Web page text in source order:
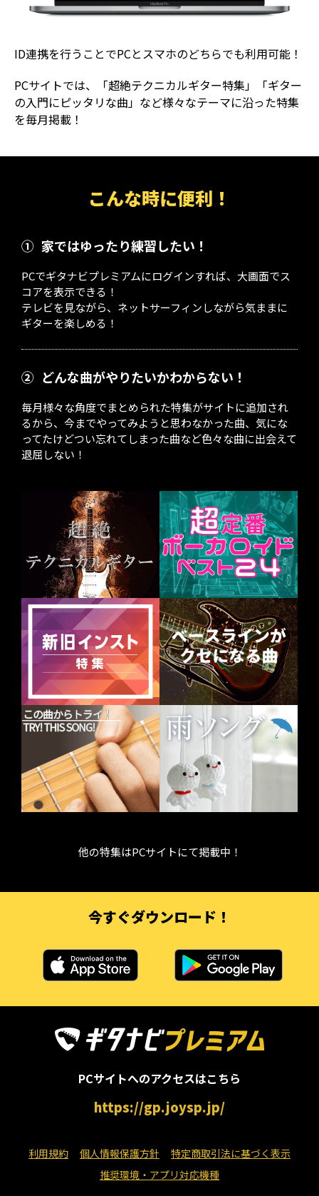
ID連携を行うことでPCとスマホのどちらでも利用可能！
PCサイトでは、「超絶テクニカルギター特集」「ギター
の入門にピッタリな曲」など様々なテーマに沿った特集
を毎月掲載！
こんな時に便利！
① 家ではゆったり練習したい！
PCでギタナビプレミアムにログインすれば、大画面でス
コアを表示できる！
テレビを見ながら、ネットサーフィンしながら気ままに
ギターを楽しめる！
② どんな曲がやりたいかわからない！
毎月様々な角度でまとめられた特集がサイトに追加され
るから、今までやってみようと思わなかった曲、気にな
ってたけどつい忘れてしまった曲など色々な曲に出会えて
退屈しない！
他の特集はPCサイトにて掲載中！
今すぐダウンロード！
PCサイトへのアクセスはこちら
https://gp.joysp.jp/
利用規約 個人情報保護方針
特定商取引法に基づく表示
推奨環境・アプリ対応機種